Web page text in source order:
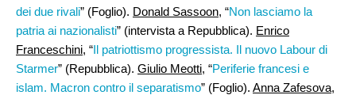
dei due rivali” (Foglio). Donald Sassoon, “Non lasciamo la
patria ai nazionalisti” (intervista a Repubblica). Enrico
Franceschini, “Il patriottismo progressista. Il nuovo Labour di
Starmer” (Repubblica). Giulio Meotti, “Periferie francesi e
islam. Macron contro il separatismo” (Foglio). Anna Zafesova,